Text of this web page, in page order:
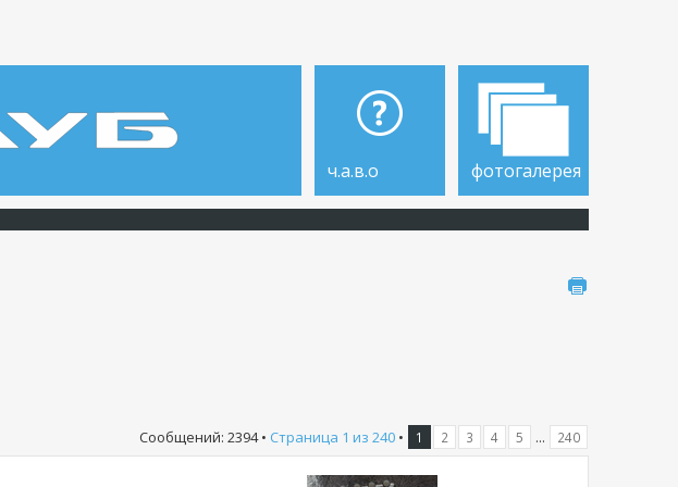
ч.а.в.о фотогалерея
Сообщений: 2394 • Страница 1 из 240 • 1 2 3 4 5 ... 240